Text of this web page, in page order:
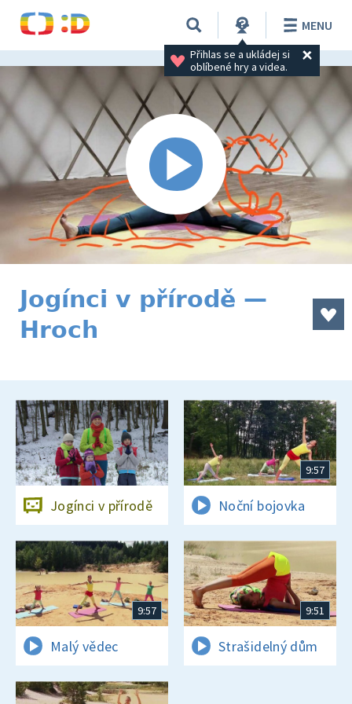
Přihlas se a ukládej si
oblíbené hry a videa.
MENU
Jogínci v přírodě —
Hroch
Jogínci v přírodě
9:57
Noční bojovka
9:57
Malý vědec
9:51
Strašidelný dům